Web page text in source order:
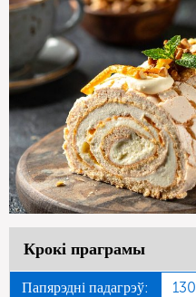
Крокі праграмы
Папярэдні падагрэў: